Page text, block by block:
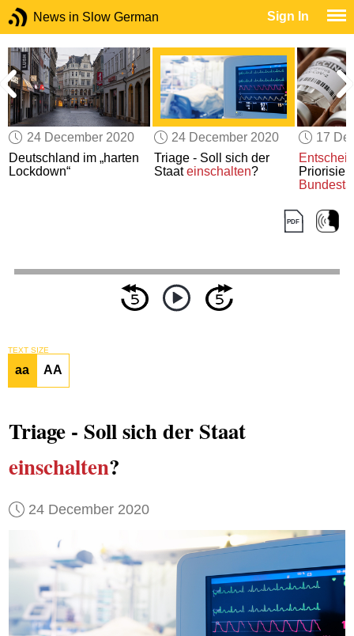
News in Slow German Sign In
24 December 2020
Deutschland im „harten
Lockdown“
24 December 2020
Triage - Soll sich der
Staateinschalten?
17
TEXT SIZE
aa AA
Triage - Soll sich der Staat
einschalten?
24 December 2020